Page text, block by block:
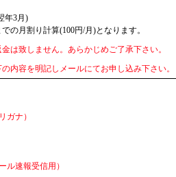
年3月)
の月割り計算(100円/月)となります。
は致しません。あらかじめご了承下さい。
内容を明記しメールにてお申し込み下さい。
ガナ）
ル速報受信用）